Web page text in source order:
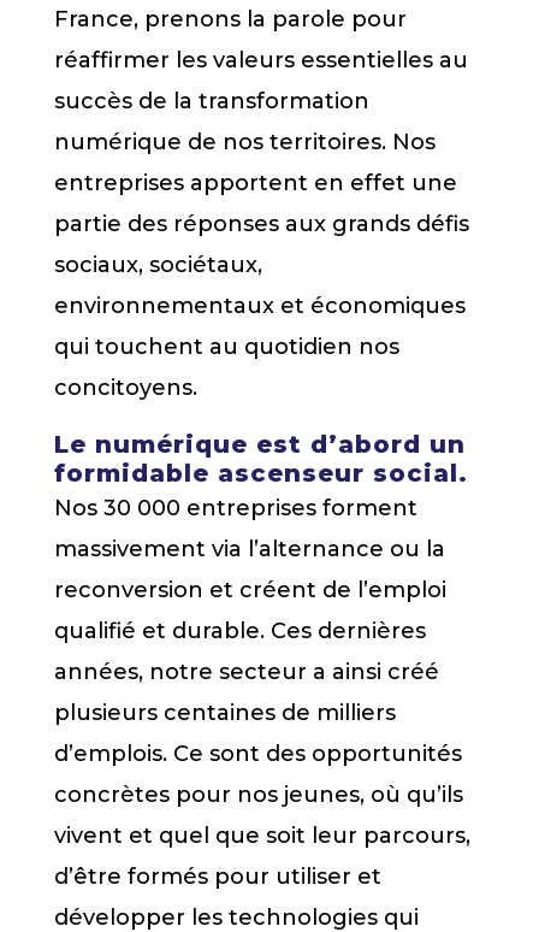
France, prenons la parole pour
réaffirmer les valeurs essentielles au
succès de la transformation
numérique de nos territoires. Nos
entreprises apportent en effet une
partie des réponses aux grands défis
sociaux, sociétaux,
environnementaux et économiques
qui touchent au quotidien nos
concitoyens.
Le numérique est d’abord un
formidable ascenseur social.
Nos 30 000 entreprises forment
massivement via l’alternance ou la
reconversion et créent de l’emploi
qualifié et durable. Ces dernières
années, notre secteur a ainsi créé
plusieurs centaines de milliers
d’emplois. Ce sont des opportunités
concrètes pour nos jeunes, où qu’ils
vivent et quel que soit leur parcours,
d’être formés pour utiliser et
développer les technologies qui